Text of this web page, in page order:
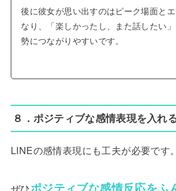
後に彼女が思い出すのはピーク場面と
なり、「楽しかったし、また話したい
勢につながりやすいです。
８．ポジティブな感情表現を入れ
LINEの感情表現にも工夫が必要です。
ポジティブな感情反応をふ